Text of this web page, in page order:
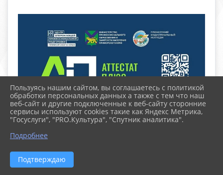
Пользуясь нашим сайтом, вы соглашаетесь с политикой
обработки персональных данных а также с тем что наш
веб-сайт и другие подключенные к веб-сайту сторонние
сервисы используют cookies такие как Яндекс Метрика,
"Госуслуги", "PRO.Культура", "Спутник аналитика".
Подробнее
Подтверждаю